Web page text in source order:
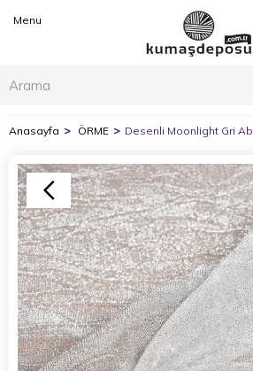
Menu
Anasayfa ÖRME Desenli Moonlight Gri